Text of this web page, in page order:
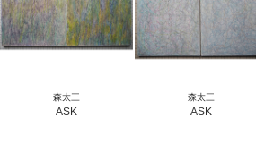
森太三
ASK
森太三
ASK